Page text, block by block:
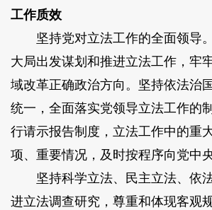
工作质效
坚持党对立法工作的全面领导。
大局出发谋划和推进立法工作，牢
域改革正确政治方向。坚持依法治
统一，全面落实党领导立法工作的
行请示报告制度，立法工作中的重
项、重要情况，及时按程序向党中
坚持科学立法、民主立法、依
进立法调查研究，尊重和体现客观